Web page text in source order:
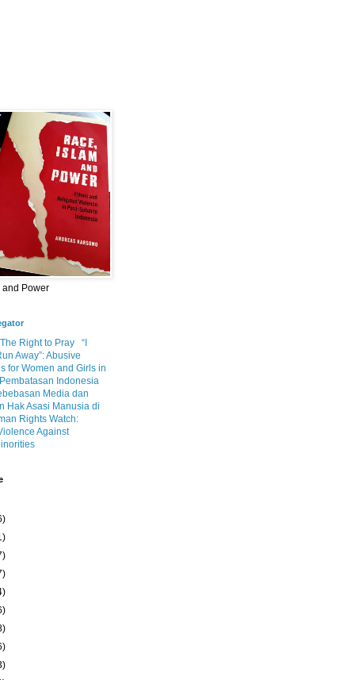
and Power
Right to Pray
“I
Away”: Abusive
for Women and Girls in
Pembatasan Indonesia
Media dan
Hak Asasi Manusia di
Rights Watch:
Against